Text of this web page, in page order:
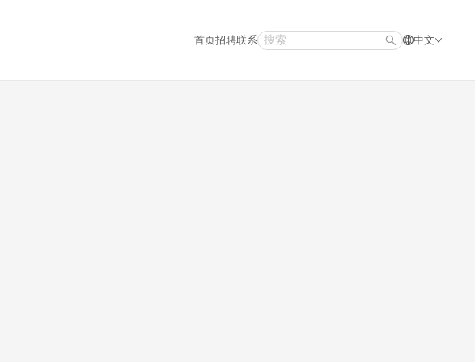
首页招聘联系 中文